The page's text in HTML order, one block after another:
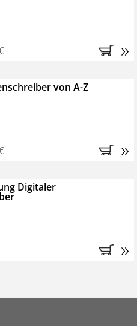
Profipaket im
(inkl. der derzeitig
weiter tun, das
es entstehen keine
»
von A-Z
»
Digitaler
»